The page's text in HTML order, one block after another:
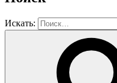
Искать: